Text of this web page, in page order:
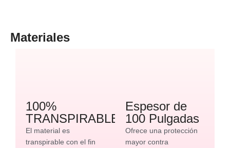
Materiales
100%
TRANSPIRABLE
El material es
transpirable con el fin
Espesor de
100 Pulgadas
Ofrece una protección
mayor contra